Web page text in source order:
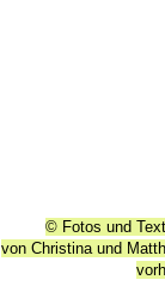
© Fotos und
von Christina und